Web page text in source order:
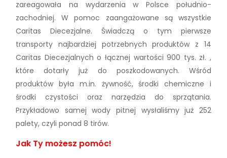
zareagowała na wydarzenia w Polsce południo-
zachodniej. W pomoc zaangażowane są wszystkie
Caritas Diecezjalne. Świadczą o tym pierwsze
transporty najbardziej potrzebnych produktów z 14
Caritas Diecezjalnych o łącznej wartości 900 tys. zł. ,
które dotarły już do poszkodowanych. Wśród
produktów była m.in. żywność, środki chemiczne i
środki czystości oraz narzędzia do sprzątania.
Przykładowo samej wody pitnej wysłaliśmy już 252
palety, czyli ponad 8 tirów.
Jak Ty możesz pomóc!